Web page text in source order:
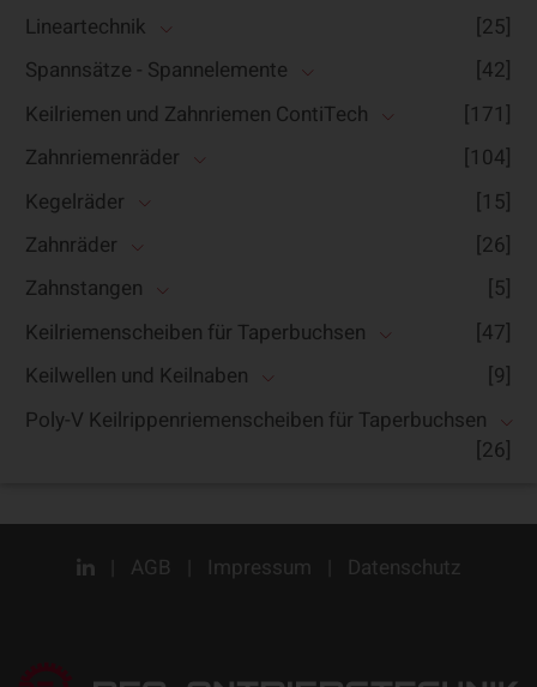
Lineartechnik
[25]
Spannsätze - Spannelemente
[42]
Keilriemen und Zahnriemen ContiTech
[171]
Zahnriemenräder
[104]
Kegelräder
[15]
Zahnräder
[26]
Zahnstangen
[5]
Keilriemenscheiben für Taperbuchsen
[47]
Keilwellen und Keilnaben
[9]
Poly-V Keilrippenriemenscheiben für Taperbuchsen
[26]
AGB Impressum Datenschutz